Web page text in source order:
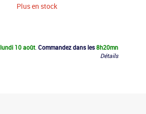
Plus en stock
lundi 10 août. Commandez dans les 8h20mn
Détails